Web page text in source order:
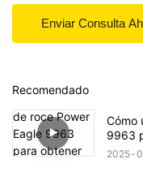
Enviar Consulta
Recomendado
Cómo
9963
2025